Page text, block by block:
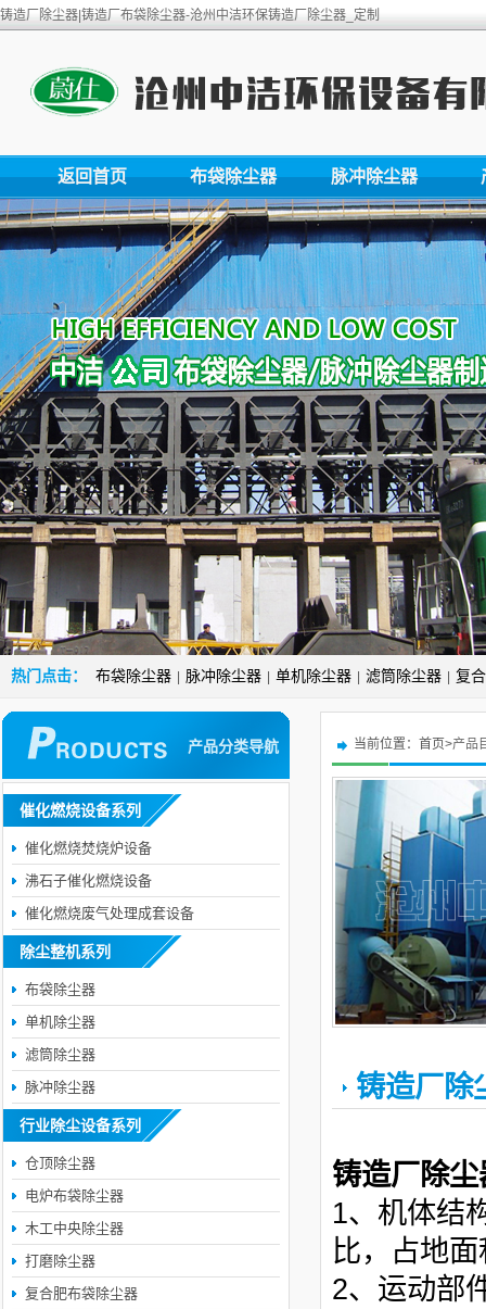
铸造厂除尘器|铸造厂布袋除尘器-沧州中洁环保铸造厂除尘器_定制
返回首页 布袋除尘器 脉冲除尘器
热门点击： 布袋除尘器 脉冲除尘器 单机除尘器 滤筒除尘器 复
当前位置： 首页>产品
铸造厂除
铸造厂除尘
1、机体结
比，占地
2、运动部
产品分类导航
催化燃烧设备系列
催化燃烧焚烧炉设备
沸石子催化燃烧设备
催化燃烧废气处理成套设备
除尘整机系列
布袋除尘器
单机除尘器
滤筒除尘器
脉冲除尘器
行业除尘设备系列
仓顶除尘器
电炉布袋除尘器
木工中央除尘器
打磨除尘器
复合肥布袋除尘器